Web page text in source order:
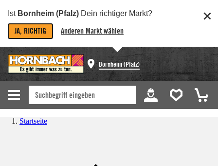
Ist Bornheim (Pfalz) Dein richtiger Markt?
JA, RICHTIG Anderen Markt wählen
Bornheim (Pfalz)
Startseite